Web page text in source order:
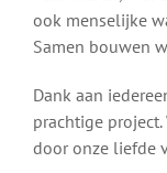
ook menselijke
Samen bouwen
Dank aan
prachtige
door onze liefde